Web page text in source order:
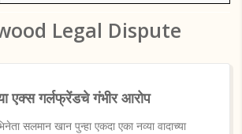
Legal Dispute
एक्स गर्लफ्रेंडचे गंभीर आरोप
सलमान खान पुन्हा एकदा एका नव्या वादाच्या